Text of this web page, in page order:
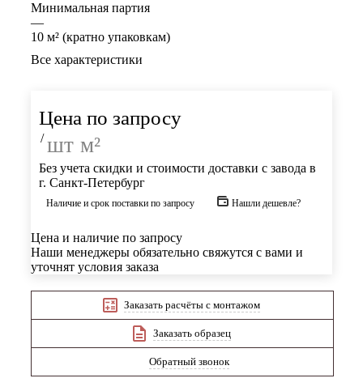
Минимальная партия
—
10 м² (кратно упаковкам)
Все характеристики
Цена по запросу
/ шт м²
Без учета скидки и стоимости доставки с завода в
г. Санкт-Петербург
Наличие и срок поставки по запросу Нашли дешевле?
Цена и наличие по запросу
Наши менеджеры обязательно свяжутся с вами и
уточнят условия заказа
Заказать расчёты с монтажом
Заказать образец
Обратный звонок